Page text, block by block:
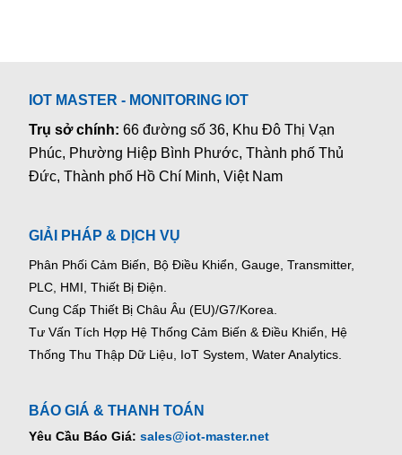
IOT MASTER - MONITORING IOT
Trụ sở chính:66 đường số 36, Khu Đô Thị Vạn
Phúc, Phường Hiệp Bình Phước, Thành phố Thủ
Đức, Thành phố Hồ Chí Minh, Việt Nam
GIẢI PHÁP & DỊCH VỤ
Phân Phối Cảm Biến, Bộ Điều Khiển, Gauge, Transmitter,
PLC, HMI, Thiết Bị Điện.
Cung Cấp Thiết Bị Châu Âu (EU)/G7/Korea.
Tư Vấn Tích Hợp Hệ Thống Cảm Biến & Điều Khiển, Hệ
Thống Thu Thập Dữ Liệu, IoT System, Water Analytics.
BÁO GIÁ & THANH TOÁN
Yêu Cầu Báo Giá: sales@iot-master.net